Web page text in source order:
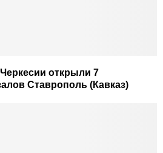
открыли 7
Ставрополь (Кавказ)